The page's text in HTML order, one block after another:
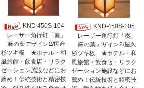
KND-450S-104
レーザー角行灯「奏」
麻の葉デザイン2/国産
杉ツキ板 ★ホテル・和
風旅館・飲食店・リラク
ゼーション施設などにお
薦め！伝統技術と精密技
KND-450S-105
レーザー角行灯「奏」
麻の葉デザイン2/屋久
杉ツキ板 ★ホテル・和
風旅館・飲食店・リラク
ゼーション施設などにお
薦め！伝統技術と精密技